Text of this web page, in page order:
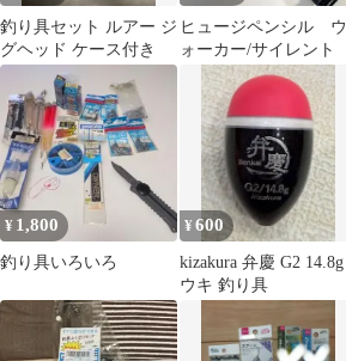
釣り具セット ルアー ジ
グヘッド ケース付き
ヒュージペンシル ウ
ォーカー/サイレント
¥ 1,800
釣り具いろいろ
¥600
kizakura 弁慶 G2 14.8g
ウキ 釣り具